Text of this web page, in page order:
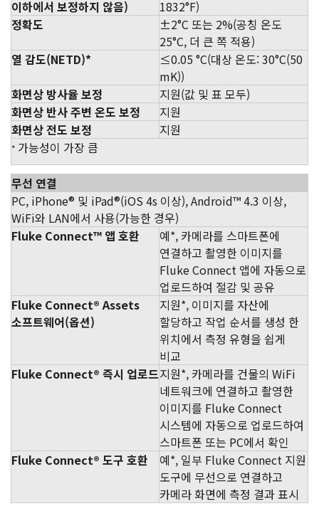
이하에서 보정하지 않음)
1832°F)
정확도
±2°C 또는 2%(공칭 온도
25°C, 더 큰 쪽 적용)
열 감도(NETD)*
≤0.05 °C(대상 온도: 30°C(50
mK))
화면상 방사율 보정
지원(값 및 표 모두)
화면상 반사 주변 온도 보정
지원
화면상 전도 보정
지원
* 가능성이 가장 큼
무선 연결
PC, iPhone® 및 iPad®(iOS 4s 이상), Android™ 4.3 이상,
WiFi와 LAN에서 사용(가능한 경우)
Fluke Connect™ 앱 호환
예*, 카메라를 스마트폰에
연결하고 촬영한 이미지를
Fluke Connect 앱에 자동으로
업로드하여 절감 및 공유
Fluke Connect® Assets
소프트웨어(옵션)
지원*, 이미지를 자산에
할당하고 작업 순서를 생성 한
위치에서 측정 유형을 쉽게
비교
Fluke Connect® 즉시 업로드지원*, 카메라를 건물의 WiFi
네트워크에 연결하고 촬영한
이미지를 Fluke Connect
시스템에 자동으로 업로드하여
스마트폰 또는 PC에서 확인
Fluke Connect® 도구 호환
예*, 일부 Fluke Connect 지원
도구에 무선으로 연결하고
카메라 화면에 측정 결과 표시